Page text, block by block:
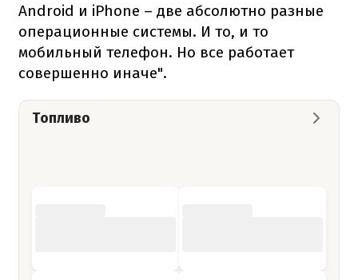
Android и iPhone – две абсолютно разные
операционные системы. И то, и то
мобильный телефон. Но все работает
совершенно иначе".
Топливо